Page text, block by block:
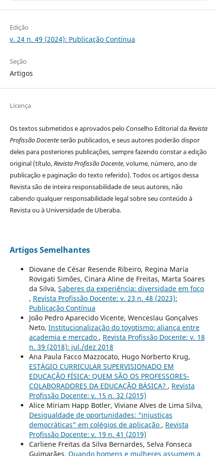
Edição
v. 24 n. 49 (2024): Publicação Contínua
Seção
Artigos
Licença
Os textos submetidos e aprovados pelo Conselho Editorial daRevista
Profissão Docenteserão publicados, e seus autores poderão dispor
deles para posteriores publicações, sempre fazendo constar a edição
original (título,Revista Profissão Docente, volume, número, ano de
publicação e paginação do texto referido). Todos os artigos dessa
Revista são de inteira responsabilidade de seus autores, não
cabendo qualquer responsabilidade legal sobre seu conteúdo à
Revista ou à Universidade de Uberaba.
Artigos Semelhantes
Diovane de César Resende Ribeiro, Regina Maria
Rovigati Simões, Cinara Aline de Freitas, Marta Soares
da Silva, Saberes da experiência: diversidade em foco
, Revista Profissão Docente: v. 23 n. 48 (2023):
Publicação Contínua
João Pedro Aparecido Vicente, Wenceslau Gonçalves
Neto, Institucionalização do toyotismo: aliança entre
academia e mercado , Revista Profissão Docente: v. 18
n. 39 (2018): jul./dez 2018
Ana Paula Facco Mazzocato, Hugo Norberto Krug,
ESTÁGIO CURRICULAR SUPERVISIONADO EM
EDUCAÇÃO FÍSICA: QUEM SÃO OS PROFESSORES-
COLABORADORES DA EDUCAÇÃO BÁSICA? , Revista
Profissão Docente: v. 15 n. 32 (2015)
Alice Miriam Happ Botler, Viviane Alves de Lima Silva,
Desigualdade de oportunidades: “injustiças
democráticas” em colégios de aplicação , Revista
Profissão Docente: v. 19 n. 41 (2019)
Carliene Freitas da Silva Bernardes, Selva Fonseca
Guimarães, Quando homens e mulheres assumem a